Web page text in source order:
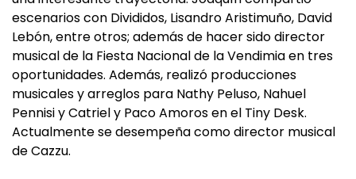
escenarios con Divididos, Lisandro Aristimuño, David
Lebón, entre otros; además de hacer sido director
musical de la Fiesta Nacional de la Vendimia en tres
oportunidades. Además, realizó producciones
musicales y arreglos para Nathy Peluso, Nahuel
Pennisi y Catriel y Paco Amoros en el Tiny Desk.
Actualmente se desempeña como director musical
de Cazzu.